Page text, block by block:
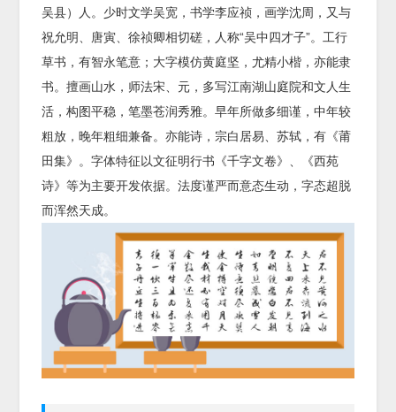
吴县）人。少时文学吴宽，书学李应祯，画学沈周，又与
祝允明、唐寅、徐祯卿相切磋，人称“吴中四才子”。工行
草书，有智永笔意；大字模仿黄庭坚，尤精小楷，亦能隶
书。擅画山水，师法宋、元，多写江南湖山庭院和文人生
活，构图平稳，笔墨苍润秀雅。早年所做多细谨，中年较
粗放，晚年粗细兼备。亦能诗，宗白居易、苏轼，有《莆
田集》。字体特征以文征明行书《千字文卷》、《西苑
诗》等为主要开发依据。法度谨严而意态生动，字态超脱
而浑然天成。